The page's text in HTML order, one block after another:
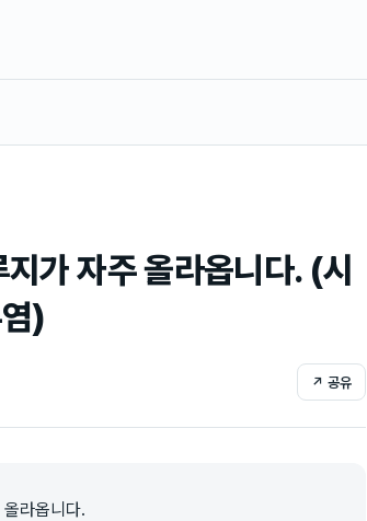
가 자주 올라옵니다. (시
)
↗ 공유
라옵니다.